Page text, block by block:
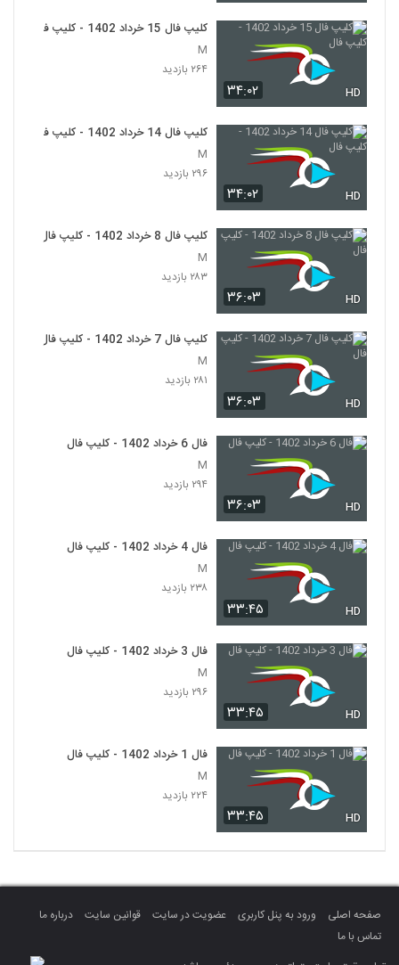
۳۴:۰۲ HD
کلیپ فال 15 خرداد 1402 - کلیپ فال
M
۲۶۴ بازدید
۳۴:۰۲ HD
کلیپ فال 14 خرداد 1402 - کلیپ فال
M
۲۹۶ بازدید
۳۶:۰۳ HD
کلیپ فال 8 خرداد 1402 - کلیپ فال
M
۲۸۳ بازدید
۳۶:۰۳ HD
کلیپ فال 7 خرداد 1402 - کلیپ فال
M
۲۸۱ بازدید
۳۶:۰۳ HD
فال 6 خرداد 1402 - کلیپ فال
M
۲۹۴ بازدید
۳۳:۴۵ HD
فال 4 خرداد 1402 - کلیپ فال
M
۲۳۸ بازدید
۳۳:۴۵ HD
فال 3 خرداد 1402 - کلیپ فال
M
۲۹۶ بازدید
۳۳:۴۵ HD
فال 1 خرداد 1402 - کلیپ فال
M
۲۲۴ بازدید
صفحه اصلی ورود به پنل کاربری عضویت در سایت قوانین سایت
درباره ما
تماس با ما